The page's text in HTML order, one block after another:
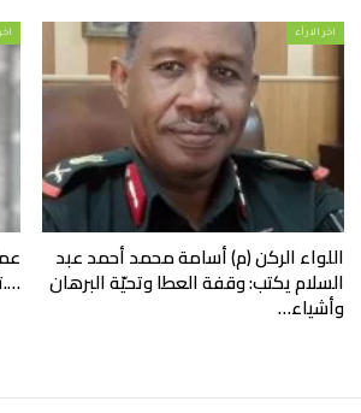
اخر الارأء
اللواء الركن (م) أسامة محمد أحمد عبد
السلام يكتب: وقفة العطا وتحيّة البرهان
وأشياء…